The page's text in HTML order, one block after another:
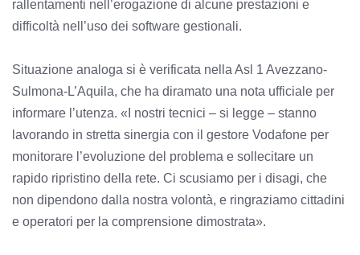
rallentamenti nell’erogazione di alcune prestazioni e
difficoltà nell’uso dei software gestionali.
Situazione analoga si è verificata nella Asl 1 Avezzano-
Sulmona-L’Aquila, che ha diramato una nota ufficiale per
informare l’utenza. «I nostri tecnici – si legge – stanno
lavorando in stretta sinergia con il gestore Vodafone per
monitorare l’evoluzione del problema e sollecitare un
rapido ripristino della rete. Ci scusiamo per i disagi, che
non dipendono dalla nostra volontà, e ringraziamo cittadini
e operatori per la comprensione dimostrata».